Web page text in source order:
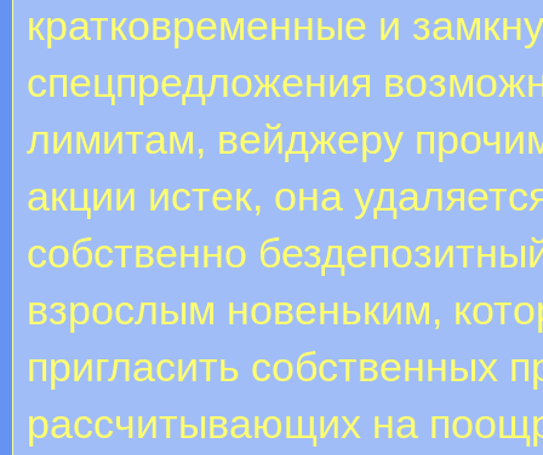
кратковременные и
спецпредложения
лимитам, вейджеру
акции истек, она
собственно
взрослым новеньким,
пригласить собственных
рассчитывающих на